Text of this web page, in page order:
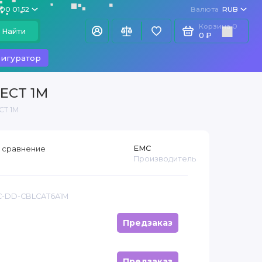
01 52 Валюта RUB
Найти
Корзина 0
0 ₽
1M
1M
CBLCAT6A1M
EMC
Производитель
Предзаказ
сравнение